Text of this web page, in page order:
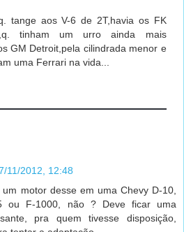
tange aos V-6 de 2T,havia os FK
tinham um urro ainda mais
GM Detroit,pela cilindrada menor e
uma Ferrari na vida...
11/2012, 12:48
motor desse em uma Chevy D-10,
ou F-1000, não ? Deve ficar uma
pra quem tivesse disposição,